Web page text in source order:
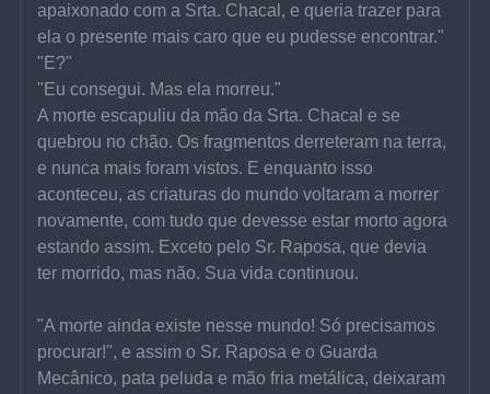
apaixonado com a Srta. Chacal, e queria trazer para
ela o presente mais caro que eu pudesse encontrar."
"E?"
"Eu consegui. Mas ela morreu."
A morte escapuliu da mão da Srta. Chacal e se
quebrou no chão. Os fragmentos derreteram na terra,
e nunca mais foram vistos. E enquanto isso
aconteceu, as criaturas do mundo voltaram a morrer
novamente, com tudo que devesse estar morto agora
estando assim. Exceto pelo Sr. Raposa, que devia
ter morrido, mas não. Sua vida continuou.
"A morte ainda existe nesse mundo! Só precisamos
procurar!", e assim o Sr. Raposa e o Guarda
Mecânico, pata peluda e mão fria metálica, deixaram